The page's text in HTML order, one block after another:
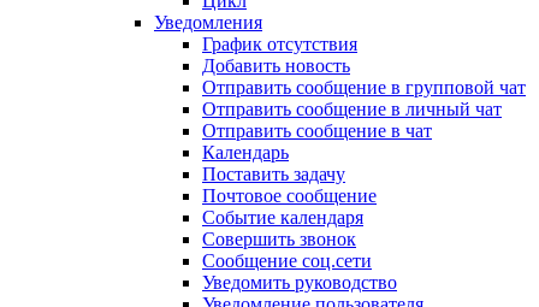
Уведомления
График отсутствия
Добавить новость
Отправить сообщение в групповой чат
Отправить сообщение в личный чат
Отправить сообщение в чат
Календарь
Поставить задачу
Почтовое сообщение
Событие календаря
Совершить звонок
Сообщение соц.сети
Уведомить руководство